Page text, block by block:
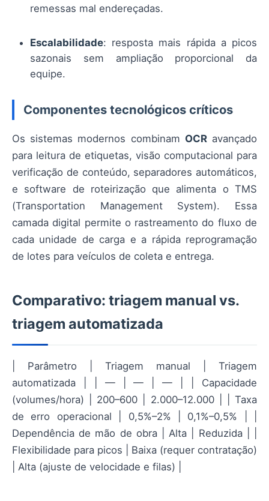
remessas mal endereçadas.
Escalabilidade: resposta mais rápida a picos
sazonais sem ampliação proporcional da
equipe.
Componentes tecnológicos críticos
Os sistemas modernos combinam OCRavançado
para leitura de etiquetas, visão computacional para
verificação de conteúdo, separadores automáticos,
e software de roteirização que alimenta o TMS
(Transportation Management System). Essa
camada digital permite o rastreamento do fluxo de
cada unidade de carga e a rápida reprogramação
de lotes para veículos de coleta e entrega.
Comparativo: triagem manual vs.
triagem automatizada
| Parâmetro | Triagem manual | Triagem
automatizada | | — | — | — | | Capacidade
(volumes/hora) | 200–600 | 2.000–12.000 | | Taxa
de erro operacional | 0,5%–2% | 0,1%–0,5% | |
Dependência de mão de obra | Alta | Reduzida | |
Flexibilidade para picos | Baixa (requer contratação)
| Alta (ajuste de velocidade e filas) |